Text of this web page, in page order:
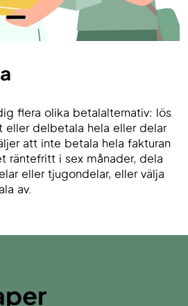
flera olika betalalternativ: lös
eller delbetala hela eller delar
att inte betala hela fakturan
räntefritt i sex månader, dela
eller tjugondelar, eller välja
av.